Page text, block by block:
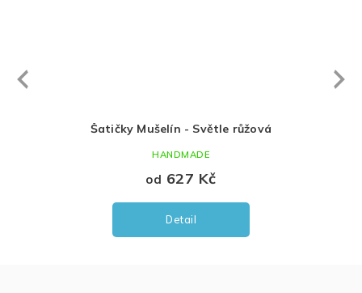
Šatičky Mušelín - Světle růžová
od 627 Kč
Detail
HANDMADE
Next